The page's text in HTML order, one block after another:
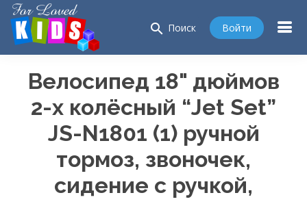
search Поиск Войти
Велосипед 18" дюймов
2-х колёсный “Jet Set”
JS-N1801 (1) ручной
тормоз, звоночек,
сидение с ручкой,